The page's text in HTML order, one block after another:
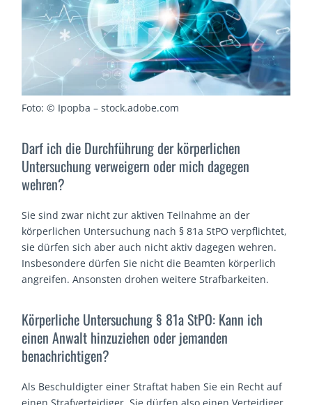
Foto: © Ipopba – stock.adobe.com
Darf ich die Durchführung der körperlichen
Untersuchung verweigern oder mich dagegen
wehren?
Sie sind zwar nicht zur aktiven Teilnahme an der
körperlichen Untersuchung nach § 81a StPO verpflichtet,
sie dürfen sich aber auch nicht aktiv dagegen wehren.
Insbesondere dürfen Sie nicht die Beamten körperlich
angreifen. Ansonsten drohen weitere Strafbarkeiten.
Körperliche Untersuchung § 81a StPO: Kann ich
einen Anwalt hinzuziehen oder jemanden
benachrichtigen?
Als Beschuldigter einer Straftat haben Sie ein Recht auf